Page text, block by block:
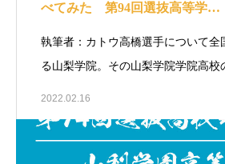
べてみた 第94回選抜高等学…
執筆者：カトウ高橋選手について全
る山梨学院。その山梨学院学院高校
2022.02.16